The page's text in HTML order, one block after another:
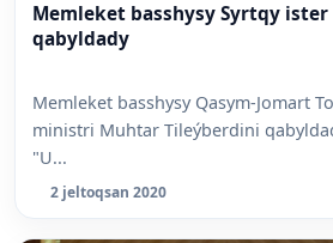
Memleket basshysy Syrtqy
qabyldady
Memleket basshysy Qasym-Jomart
ministri Muhtar Tileýberdini
"U...
2 jeltoqsan 2020